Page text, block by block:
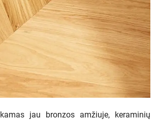
jau bronzos amžiuje, keraminių